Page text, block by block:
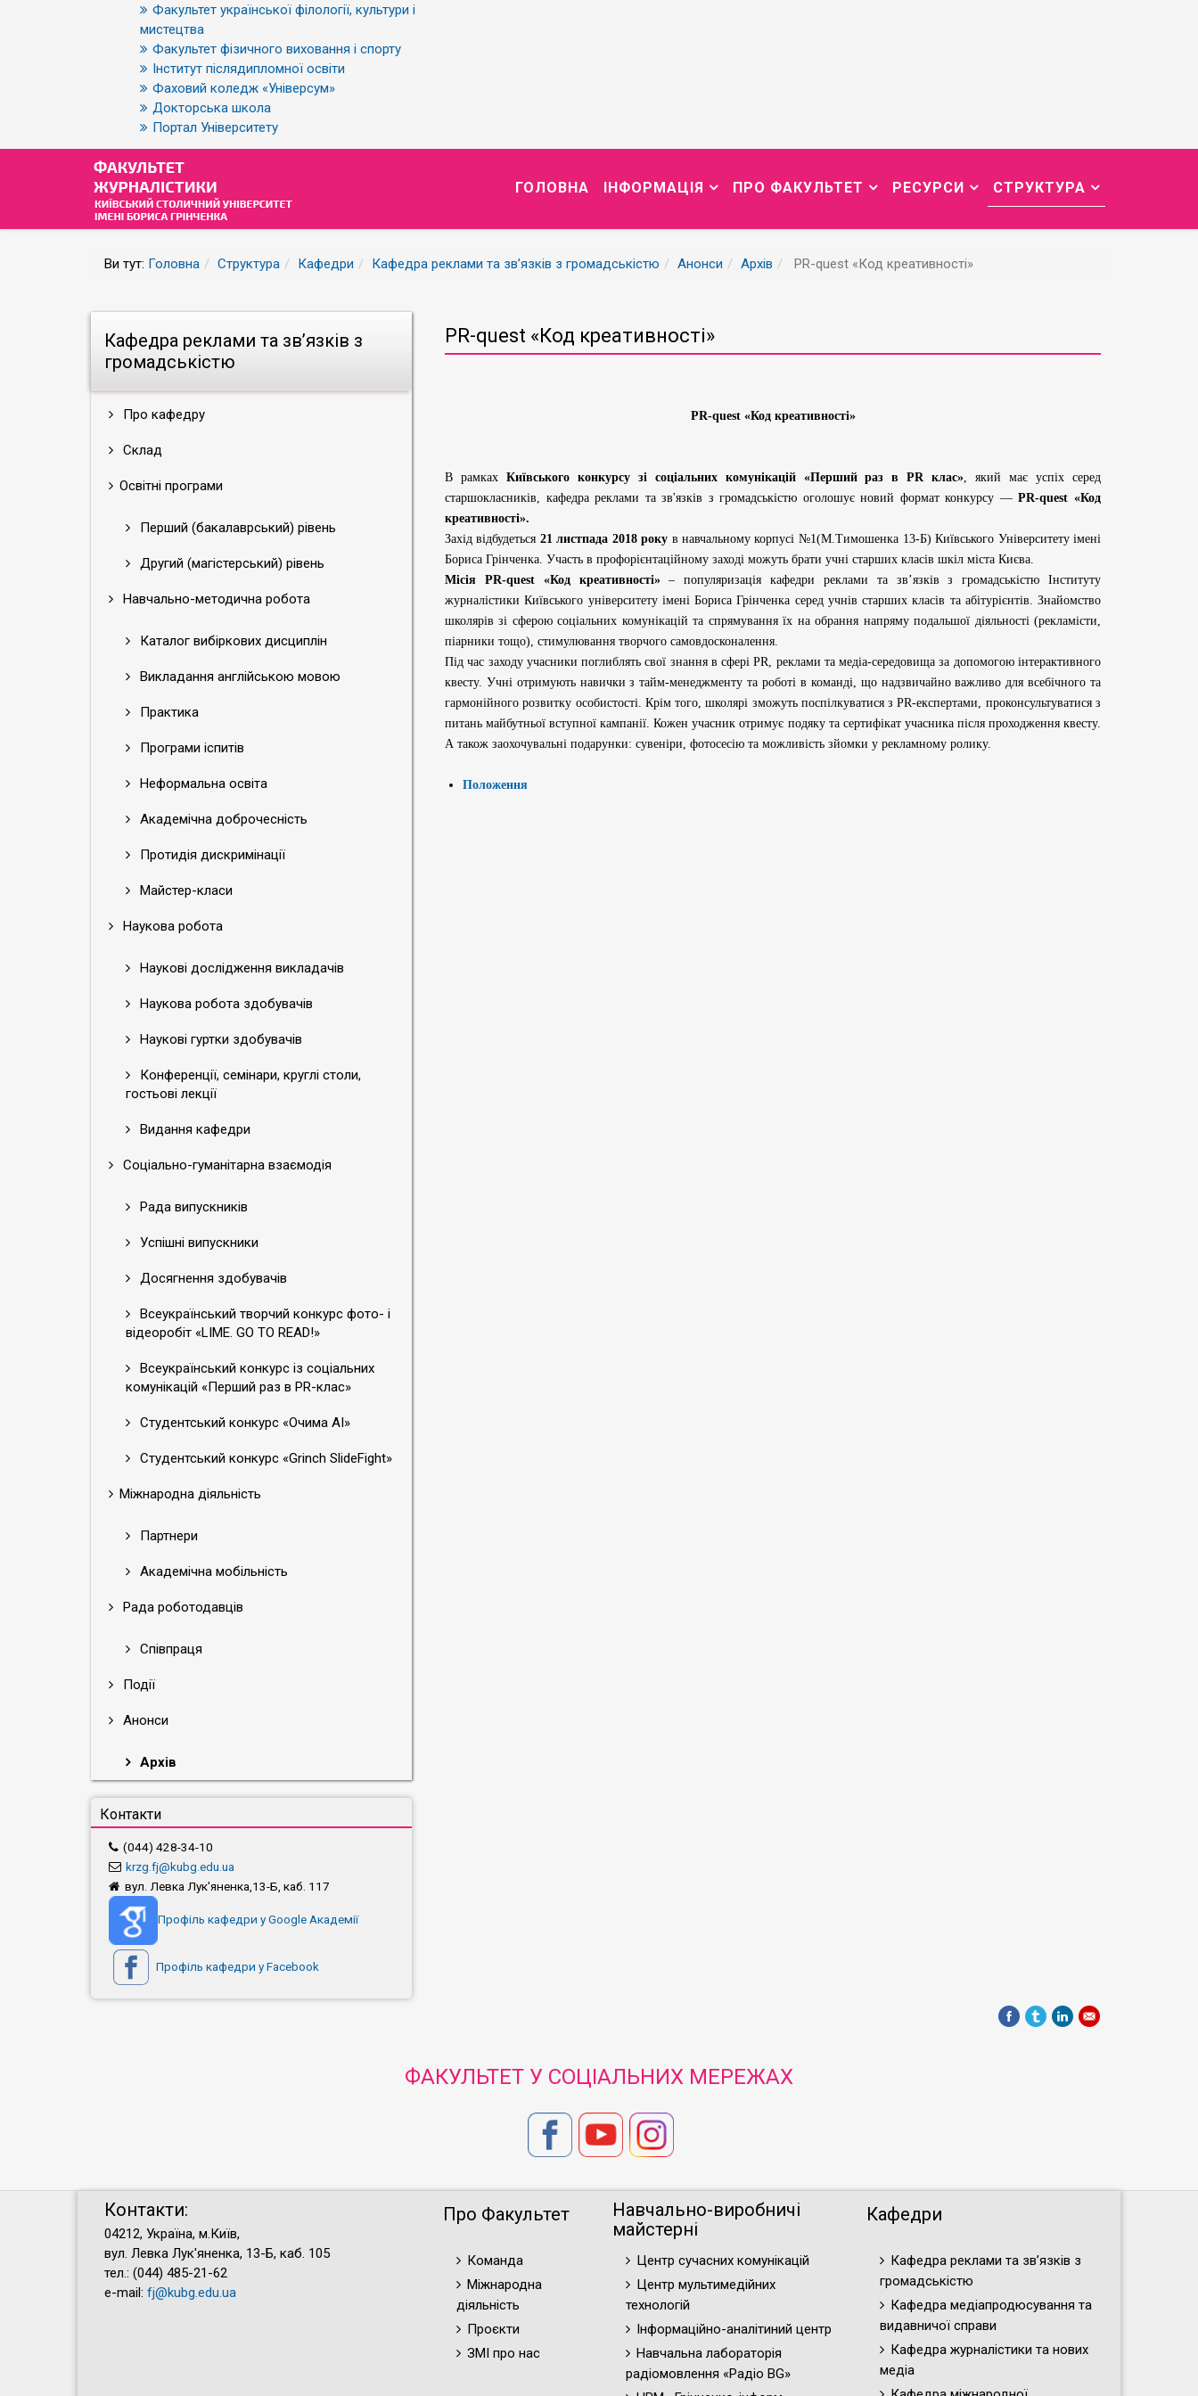
Факультет української філології, культури і
мистецтва
Факультет фізичного виховання і спорту
Інститут післядипломної освіти
Фаховий коледж «Універсум»
Докторська школа
Портал Університету
ГОЛОВНА ІНФОРМАЦІЯ ПРО ФАКУЛЬТЕТ РЕСУРСИ СТРУКТУРА
Ви тут: Головна Структура Кафедри Кафедра реклами та зв’язків з громадськістю Анонси Архів PR-quest «Код креативності»
Кафедра реклами та зв’язків з
громадськістю
Про кафедру
Склад
Освітні програми
Перший (бакалаврський) рівень
Другий (магістерський) рівень
Навчально-методична робота
Каталог вибіркових дисциплін
Викладання англійською мовою
Практика
Програми іспитів
Неформальна освіта
Академічна доброчесність
Протидія дискримінації
Майстер-класи
Наукова робота
Наукові дослідження викладачів
Наукова робота здобувачів
Наукові гуртки здобувачів
Конференції, семінари, круглі столи,
гостьові лекції
Видання кафедри
Соціально-гуманітарна взаємодія
Рада випускників
Успішні випускники
Досягнення здобувачів
Всеукраїнський творчий конкурс фото- і
відеоробіт «LIME. GO TO READ!»
Всеукраїнський конкурс із соціальних
комунікацій «Перший раз в PR-клас»
Студентський конкурс «Очима АІ»
Студентський конкурс «Grinch SlideFight»
Міжнародна діяльність
Партнери
Академічна мобільність
Рада роботодавців
Співпраця
Події
Анонси
Архів
Контакти
(044) 428-34-10
krzg.fj@kubg.edu.ua
вул. Левка Лук'яненка,13-Б, каб. 117
Профіль кафедри у Google Академії
Профіль кафедри у Facebook
PR-quest «Код креативності»
PR-quest «Код креативності»
В рамках Київського конкурсу зі соціальних комунікацій «Перший раз в PR клас», який має успіх серед
старшокласників, кафедра реклами та зв'язків з громадськістю оголошує новий формат конкурсу —PR-quest «Код
креативності».
Захід відбудеться 21 листпада 2018 року в навчальному корпусі №1(М.Тимошенка 13-Б) Київського Університету імені
Бориса Грінченка. Участь в профорієнтаційному заході можуть брати учні старших класів шкіл міста Києва.
Місія PR-quest «Код креативності»– популяризація кафедри реклами та зв’язків з громадськістю Інституту
журналістики Київського університету імені Бориса Грінченка серед учнів старших класів та абітурієнтів. Знайомство
школярів зі сферою соціальних комунікацій та спрямування їх на обрання напряму подальшої діяльності (рекламісти,
піарники тощо), стимулювання творчого самовдосконалення.
Під час заходу учасники поглиблять свої знання в сфері PR, реклами та медіа-середовища за допомогою інтерактивного
квесту. Учні отримують навички з тайм-менеджменту та роботі в команді, що надзвичайно важливо для всебічного та
гармонійного розвитку особистості. Крім того, школярі зможуть поспілкуватися з PR-експертами, проконсультуватися з
питань майбутньої вступної кампанії. Кожен учасник отримує подяку та сертифікат учасника після проходження квесту.
А також заохочувальні подарунки: сувеніри, фотосесію та можливість зйомки у рекламному ролику.
Положення
ФАКУЛЬТЕТ У СОЦІАЛЬНИХ МЕРЕЖАХ
Контакти:
04212, Україна, м.Київ,
вул. Левка Лук'яненка, 13-Б, каб. 105
тел.: (044) 485-21-62
e-mail: fj@kubg.edu.ua
Про Факультет
Команда
Міжнародна
діяльність
Проєкти
ЗМІ про нас
Навчально-виробничі
майстерні
Центр сучасних комунікацій
Центр мультимедійних
технологій
Інформаційно-аналітиний центр
Навчальна лабораторія
радіомовлення «Радіо BG»
Кафедри
Кафедра реклами та зв’язків з
громадськістю
Кафедра медіапродюсування та
видавничої справи
Кафедра журналістики та нових
медіа